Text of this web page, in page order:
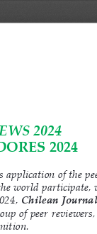
2024
2024
application of the
world participate,
Chilean
of peer reviewers,